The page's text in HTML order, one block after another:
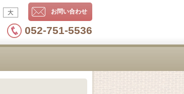
お問い合わせ
052-751-5536